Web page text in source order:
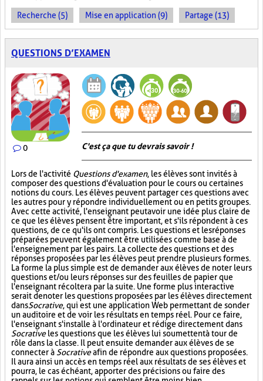
Recherche (5) Mise en application (9) Partage (13)
QUESTIONS D’EXAMEN
0 C'est ça que tu devrais savoir !
Lors de l'activité Questions d'examen, les élèves sont invités à
composer des questions d'évaluation pour le cours ou certaines
notions du cours. Les élèves peuvent partager ces questions avec
les autres pour y répondre individuellement ou en petits groupes.
Avec cette activité, l'enseignant peut avoir une idée plus claire de
ce que les élèves pensent être important, et s'ils répondent à ces
questions, de ce qu'ils ont compris. Les questions et les réponses
préparées peuvent également être utilisées comme base à de
l'enseignement par les pairs. La collecte des questions et des
réponses proposées par les élèves peut prendre plusieurs formes.
La forme la plus simple est de demander aux élèves de noter leurs
questions et/ou leurs réponses sur des feuilles de papier que
l'enseignant récoltera par la suite. Une forme plus interactive
serait de noter les questions proposées par les élèves directement
dansSocrative, qui est une application Web permettant de sonder
un auditoire et de voir les résultats en temps réel. Pour ce faire,
l'enseignant s'installe à l'ordinateur et rédige directement dans
Socrativeles questions que les élèves lui soumettent à tour de
rôle dans la classe. Il peut ensuite demander aux élèves de se
connecter à Socrativeafin de répondre aux questions proposées.
Il aura ainsi un accès en temps réel aux résultats de ses élèves et
pourra, le cas échéant, apporter des précisions ou faire des